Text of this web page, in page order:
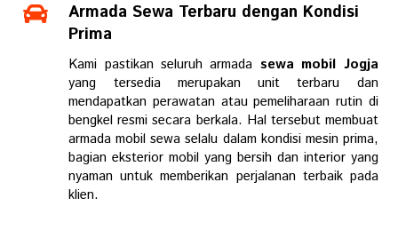
Armada Sewa Terbaru dengan Kondisi
Prima
Kami pastikan seluruh armada sewa mobil Jogja
yang tersedia merupakan unit terbaru dan
mendapatkan perawatan atau pemeliharaan rutin di
bengkel resmi secara berkala. Hal tersebut membuat
armada mobil sewa selalu dalam kondisi mesin prima,
bagian eksterior mobil yang bersih dan interior yang
nyaman untuk memberikan perjalanan terbaik pada
klien.